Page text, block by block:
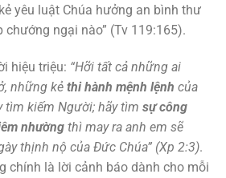
yêu luật Chúa hưởng an bình thư
ngại nào” (Tv 119:165).
hiệu triệu: “Hỡi tất cả những ai
những kẻ thi hành mệnh lệnh của
tìm kiếm Người; hãy tìm sự công
nhường thì may ra anh em sẽ
thịnh nộ của Đức Chúa” (Xp 2:3).
chính là lời cảnh báo dành cho mỗi